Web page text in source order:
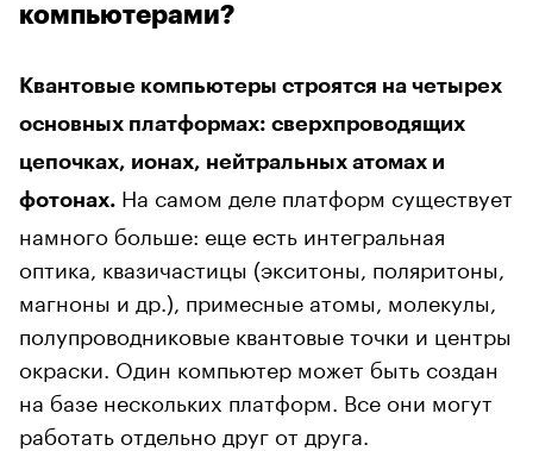
компьютерами?
Квантовые компьютеры строятся на четырех
основных платформах: сверхпроводящих
цепочках, ионах, нейтральных атомах и
фотонах. На самом деле платформ существует
намного больше: еще есть интегральная
оптика, квазичастицы (экситоны, поляритоны,
магноны и др.), примесные атомы, молекулы,
полупроводниковые квантовые точки и центры
окраски. Один компьютер может быть создан
на базе нескольких платформ. Все они могут
работать отдельно друг от друга.